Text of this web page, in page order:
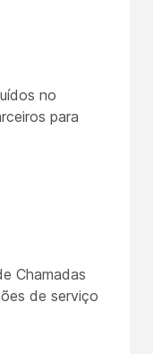
no
para
Chamadas
de serviço